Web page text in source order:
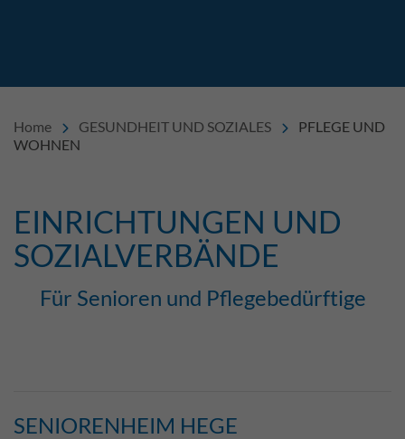
Home GESUNDHEIT UND SOZIALES
PFLEGE UND
WOHNEN
Einleitung
EINRICHTUNGEN UND
SOZIALVERBÄNDE
Für Senioren und Pflegebedürftige
SENIORENHEIM HEGE